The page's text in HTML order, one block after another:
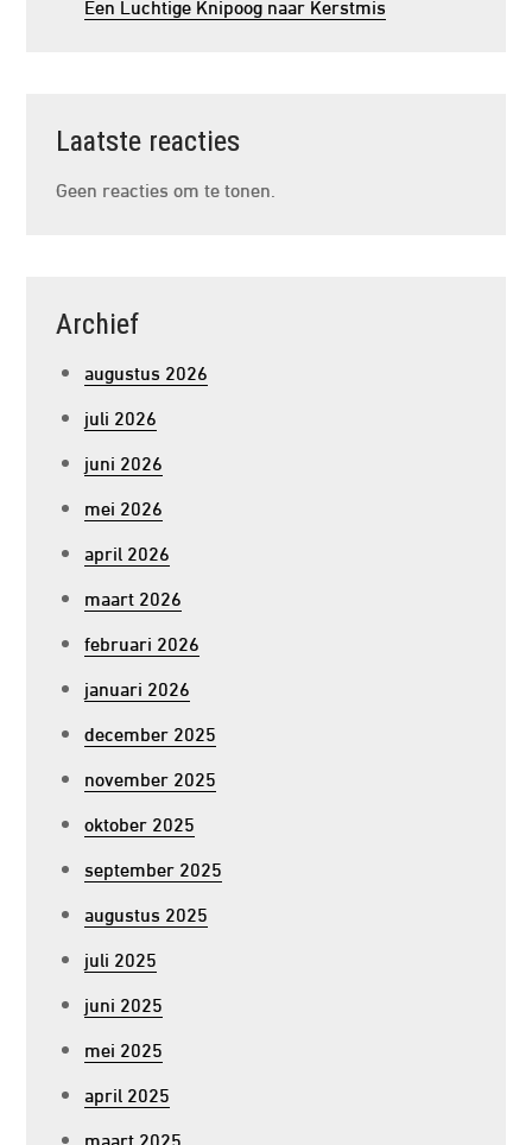
Laatste reacties
Geen reacties om te tonen.
Archief
augustus 2026
juli 2026
juni 2026
mei 2026
april 2026
maart 2026
februari 2026
januari 2026
december 2025
november 2025
oktober 2025
september 2025
augustus 2025
juli 2025
juni 2025
mei 2025
april 2025
maart 2025